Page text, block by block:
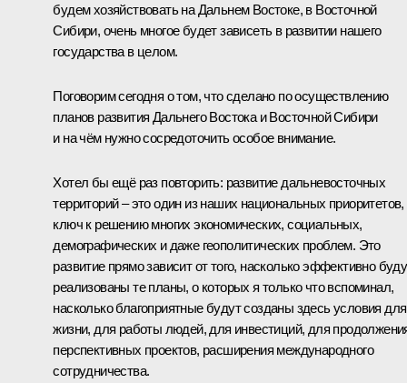
будем хозяйствовать на Дальнем Востоке, в Восточной
Сибири, очень многое будет зависеть в развитии нашего
государства в целом.
Поговорим сегодня о том, что сделано по осуществлению
планов развития Дальнего Востока и Восточной Сибири
и на чём нужно сосредоточить особое внимание.
Хотел бы ещё раз повторить: развитие дальневосточных
территорий – это один из наших национальных приоритетов,
ключ к решению многих экономических, социальных,
демографических и даже геополитических проблем. Это
развитие прямо зависит от того, насколько эффективно
реализованы те планы, о которых я только что вспоминал,
насколько благоприятные будут созданы здесь условия для
жизни, для работы людей, для инвестиций, для
перспективных проектов, расширения международного
сотрудничества.